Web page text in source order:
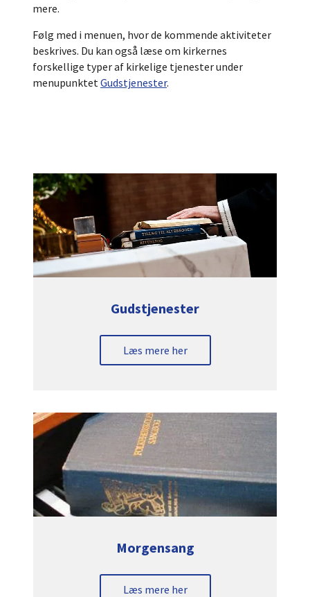
mere.
Følg med i menuen, hvor de kommende aktiviteter
beskrives. Du kan også læse om kirkernes
forskellige typer af kirkelige tjenester under
menupunktet Gudstjenester.
Gudstjenester
Læs mere her
Morgensang
Læs mere her